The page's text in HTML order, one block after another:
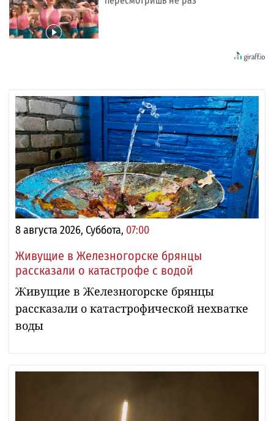
8 августа 2026, Суббота, 07:00
Живущие в Железногорске брянцы
рассказали о катастрофе с водой
Живущие в Железногорске брянцы
рассказали о катастрофической нехватке
воды